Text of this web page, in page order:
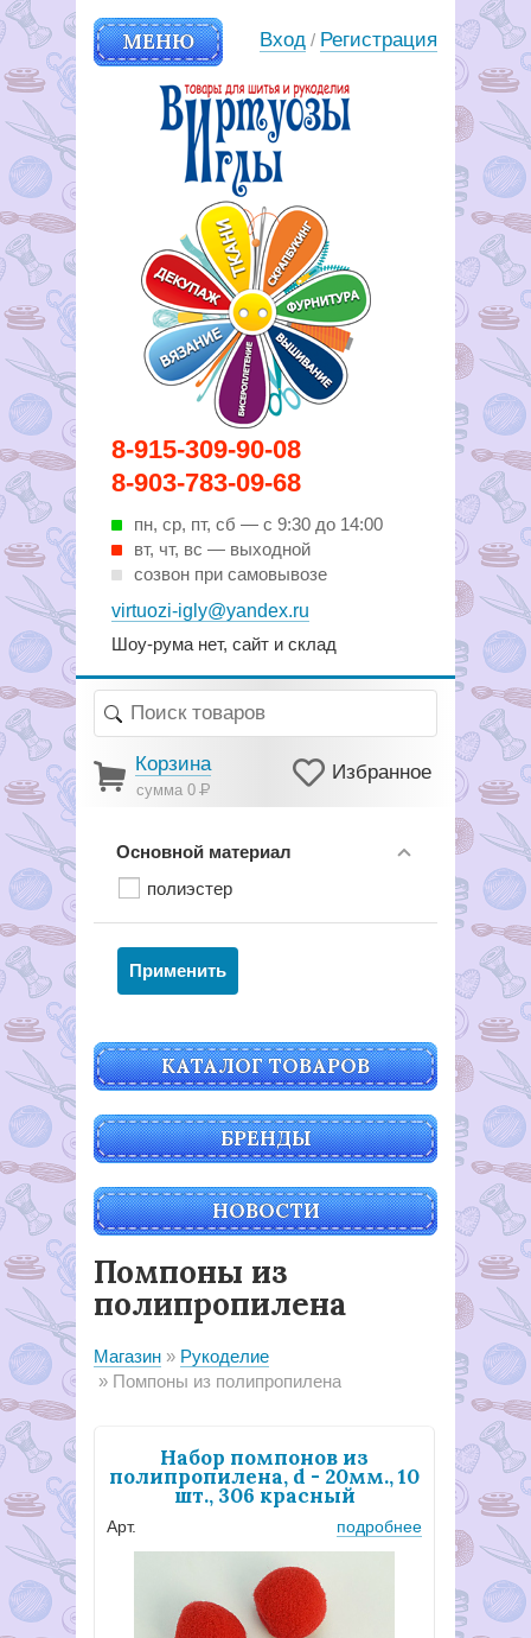
8-915-309-90-08
8-903-783-09-68
пн, ср, пт, cб — с 9:30 до 14:00
вт, чт, вс — выходной
созвон при самовывозе
virtuozi-igly@yandex.ru
Шоу-рума нет, сайт и склад
МЕНЮ
Вирутозы иглы. Товары для
шитья и рукоделья
Вход / Регистрация
Корзина
сумма 0Р
Избранное
Основной материал
полиэстер
КАТАЛОГ ТОВАРОВ
БРЕНДЫ
НОВОСТИ
Помпоны из
полипропилена
Магазин
Рукоделие
Помпоны из полипропилена
Набор помпонов из
полипропилена, d - 20мм., 10
шт., 306 красный
Арт. подробнее